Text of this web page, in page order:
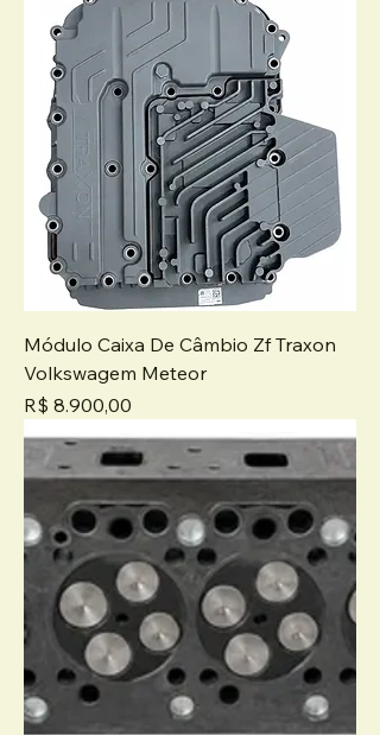
Módulo Caixa De Câmbio Zf Traxon
Volkswagem Meteor
Preço
R$ 8.900,00